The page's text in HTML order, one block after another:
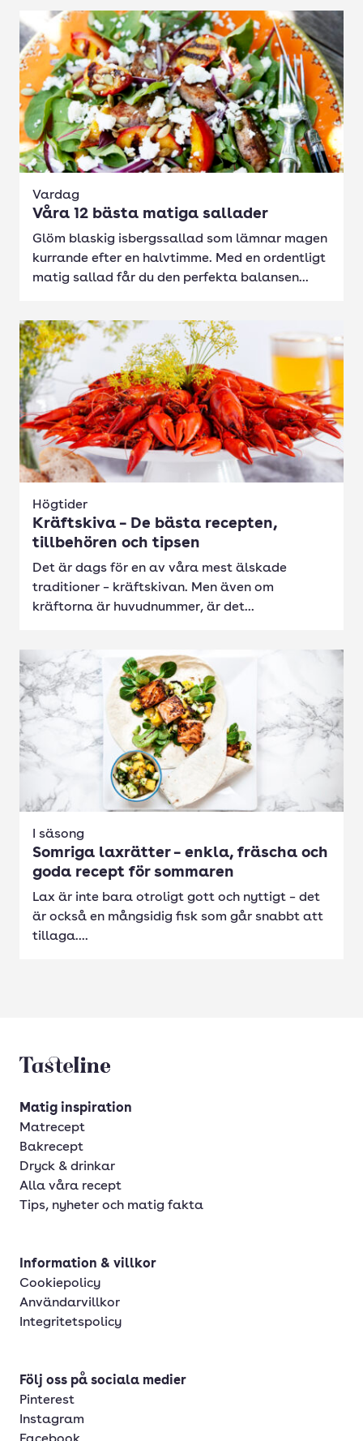
Vardag
Våra 12 bästa matiga sallader
Glöm blaskig isbergssallad som lämnar magen
kurrande efter en halvtimme. Med en ordentligt
matig sallad får du den perfekta balansen...
Högtider
Kräftskiva – De bästa recepten,
tillbehören och tipsen
Det är dags för en av våra mest älskade
traditioner – kräftskivan. Men även om
kräftorna är huvudnummer, är det...
I säsong
Somriga laxrätter – enkla, fräscha och
goda recept för sommaren
Lax är inte bara otroligt gott och nyttigt – det
är också en mångsidig fisk som går snabbt att
tillaga....
Tasteline startsida
Matig inspiration
Matrecept
Bakrecept
Dryck & drinkar
Alla våra recept
Tips, nyheter och matig fakta
Information & villkor
Cookiepolicy
Användarvillkor
Integritetspolicy
Följ oss på sociala medier
Pinterest
Instagram